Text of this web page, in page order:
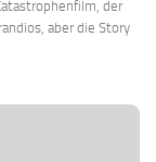
der
aber die Story